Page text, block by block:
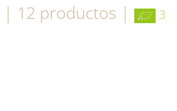
| 12 productos |
3